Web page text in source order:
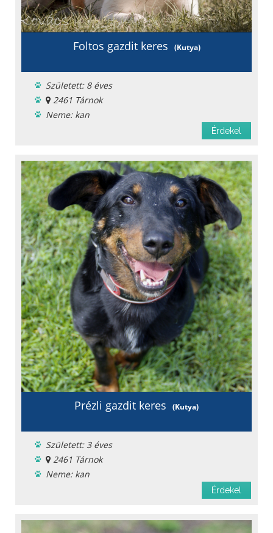
Foltos gazdit keres (Kutya)
Született: 8 éves
2461 Tárnok
Neme: kan
Féreghajtva
Ivartalanítva
Chipje van
Oltási könyv
Fajta: keverék
Érdekel
Prézli gazdit keres (Kutya)
Született: 3 éves
2461 Tárnok
Neme: kan
Féreghajtva
Érdekel